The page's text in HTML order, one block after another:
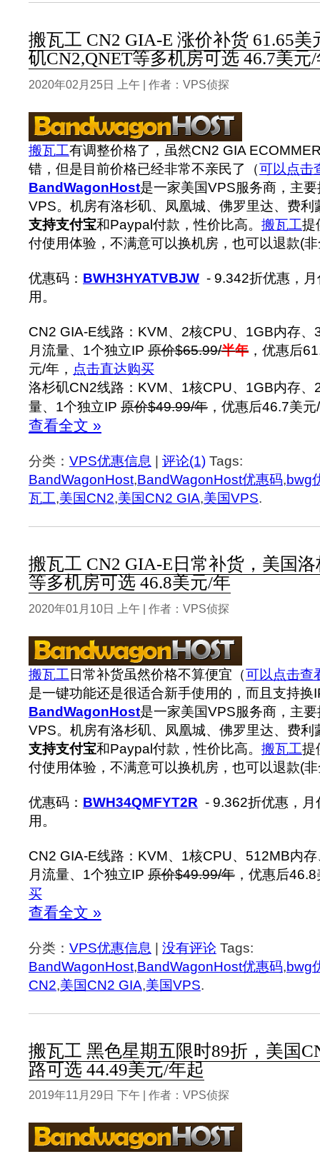
搬瓦工 CN2 GIA-E 涨价补货 61.65
矶CN2,QNET等多机房可选 46.7美元
2020年02月25日 上午 | 作者：VPS侦探
搬瓦工有调整价格了，虽然CN2 GIA
错，但是目前价格已经非常不亲民了（可以点击
BandWagonHost是一家美国VPS服务商，主
VPS。机房有洛杉矶、凤凰城、佛罗里达、费利
支持支付宝和Paypal付款，性价比高。 搬瓦工提
付使用体验，不满意可以换机房，也可以退款(
优惠码： BWH3HYATVBJW - 9.342折优惠，
用。
CN2 GIA-E线路：KVM、2核CPU、1GB内存
月流量、1个独立IP 原价$65.99/半年 ，优惠后
元/年， 点击直达购买
洛杉矶CN2线路：KVM、1核CPU、1GB内存
量、1个独立IP 原价$49.99/年 ，优惠后46.7美
查看全文 »
分类： VPS优惠信息 | 评论(1) Tags:
BandWagonHost,BandWagonHost优惠码,bwg
瓦工,美国CN2,美国CN2 GIA,美国VPS.
搬瓦工 CN2 GIA-E日常补货，美国
等多机房可选 46.8美元/年
2020年01月10日 上午 | 作者：VPS侦探
搬瓦工 日常补货虽然价格不算便宜（可以点击查
是一键功能还是很适合新手使用的，而且支持换
BandWagonHost是一家美国VPS服务商，主
VPS。机房有洛杉矶、凤凰城、佛罗里达、费利
支持支付宝和Paypal付款，性价比高。 搬瓦工提
付使用体验，不满意可以换机房，也可以退款(
优惠码： BWH34QMFYT2R - 9.362折优惠，
用。
CN2 GIA-E线路：KVM、1核CPU、512MB内
月流量、1个独立IP 原价$49.99/年 ，优惠后
买
查看全文 »
分类： VPS优惠信息 | 没有评论 Tags:
BandWagonHost,BandWagonHost优惠码,bwg
CN2,美国CN2 GIA,美国VPS.
搬瓦工 黑色星期五限时89折，美国
路可选 44.49美元/年起
2019年11月29日 下午 | 作者：VPS侦探